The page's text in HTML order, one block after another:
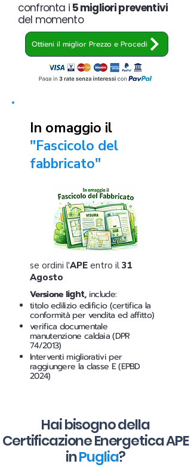
confronta i 5 migliori preventivi
del momento
Ottieni il miglior Prezzo e Procedi
In omaggio il
"Fascicolo del
fabbricato"
se ordini l'APE entro il 31
Agosto
Versione light,include:
titolo edilizio edificio (certifica la
conformità per vendita ed affitto)
verifica documentale
manutenzione caldaia (DPR
74/2013)
Interventi migliorativi per
raggiungere la classe E (EPBD
2024)
Hai bisogno della
Certificazione Energetica APE
inPuglia?